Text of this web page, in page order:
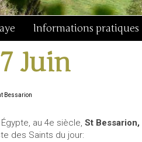
Informations pratiques
Juin
Bessarion
Égypte, au 4e siècle, St Bessarion,
des Saints du jour: